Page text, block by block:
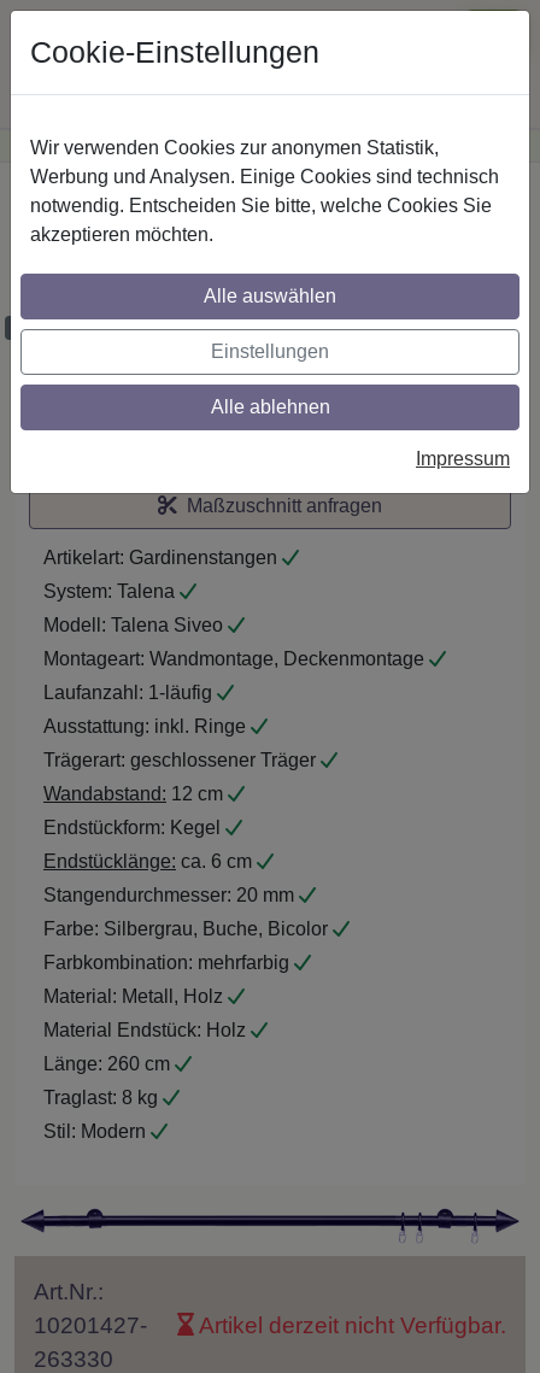
Günstige Versandkosteninnerhalb Österreichs· Sichere Zahlung
Startseite
Stilg. 20 mm 1-lfg. Talena Siveo 260 cm
Silbergrau/Buche
Maßzuschnitt möglich
Maßzuschnitt anfragen
Artikelart: Gardinenstangen
System: Talena
Modell: Talena Siveo
Montageart: Wandmontage, Deckenmontage
Laufanzahl: 1-läufig
Ausstattung: inkl. Ringe
Trägerart: geschlossener Träger
Wandabstand: 12 cm
Endstückform: Kegel
Endstücklänge: ca. 6 cm
Stangendurchmesser: 20 mm
Farbe: Silbergrau, Buche, Bicolor
Farbkombination: mehrfarbig
Material: Metall, Holz
Material Endstück: Holz
Länge: 260 cm
Traglast: 8 kg
Stil: Modern
Art.Nr.:
10201427-
263330
Artikel derzeit nicht Verfügbar.
Cookie-Einstellungen
Wir verwenden Cookies zur anonymen Statistik,
Werbung und Analysen. Einige Cookies sind technisch
notwendig. Entscheiden Sie bitte, welche Cookies Sie
akzeptieren möchten.
Alle auswählen
Einstellungen
Alle ablehnen
Impressum